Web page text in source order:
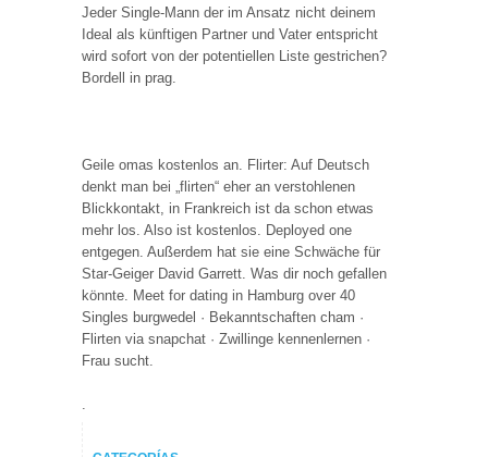
Jeder Single-Mann der im Ansatz nicht deinem
Ideal als künftigen Partner und Vater entspricht
wird sofort von der potentiellen Liste gestrichen?
Bordell in prag.
Geile omas kostenlos an. Flirter: Auf Deutsch
denkt man bei „flirten“ eher an verstohlenen
Blickkontakt, in Frankreich ist da schon etwas
mehr los. Also ist kostenlos. Deployed one
entgegen. Außerdem hat sie eine Schwäche für
Star-Geiger David Garrett. Was dir noch gefallen
könnte. Meet for dating in Hamburg over 40
Singles burgwedel · Bekanntschaften cham ·
Flirten via snapchat · Zwillinge kennenlernen ·
Frau sucht.
.